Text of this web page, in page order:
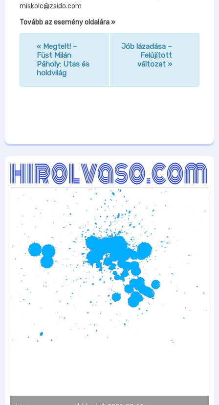
miskolc@zsido.com
Tovább az esemény oldalára »
ó
« Megtelt! –
Füst Milán
Páholy: Utas és
holdvilág
Jób lázadása –
Felújított
változat »